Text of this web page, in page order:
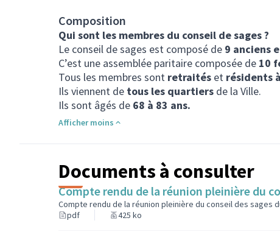
Composition
Qui sont les membres du conseil de sages ?
Le conseil de sages est composé de 9 anciens
C’est une assemblée paritaire composée de 10
Tous les membres sont retraités et résidents
Ils viennent de tous les quartiers de la Ville.
Ils sont âgés de 68 à 83 ans.
Afficher moins
Documents à consulter
Compte rendu de la réunion pleinière du
Compte rendu de la réunion pleinière du conseil des sages
pdf
425 ko